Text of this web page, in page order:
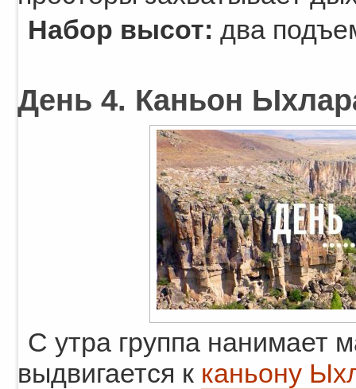
Набор высот: два
День 4. Каньон
С утра группа нанимает
выдвигается к каньону